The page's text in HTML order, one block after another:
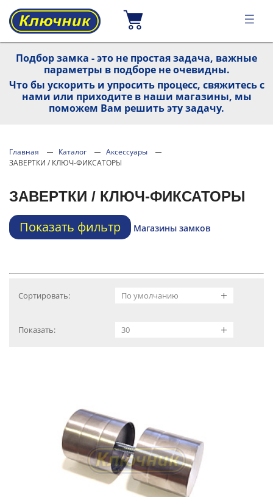
Подбор замка - это не простая задача, важные
параметры в подборе не очевидны.
Что бы ускорить и упросить процесс, свяжитесь с
нами или приходите в наши магазины, мы
поможем Вам решить эту задачу.
Главная Каталог
Аксессуары
ЗАВЕРТКИ / КЛЮЧ-ФИКСАТОРЫ
ЗАВЕРТКИ / КЛЮЧ-ФИКСАТОРЫ
Показать фильтр
Магазины замков
Сортировать:
Показать: